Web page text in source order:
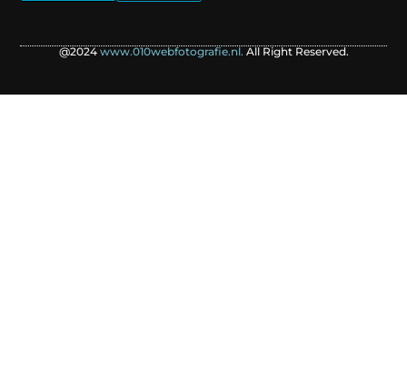
@2024 www.010webfotografie.nl. All Right Reserved.